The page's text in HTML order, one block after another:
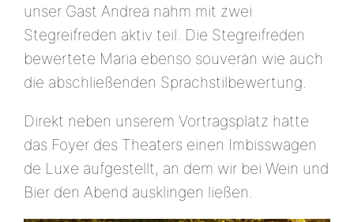
unser Gast Andrea nahm mit zwei
Stegreifreden aktiv teil. Die Stegreifreden
bewertete Maria ebenso souverän wie auch
die abschließenden Sprachstilbewertung.
Direkt neben unserem Vortragsplatz hatte
das Foyer des Theaters einen Imbisswagen
de Luxe aufgestellt, an dem wir bei Wein und
Bier den Abend ausklingen ließen.